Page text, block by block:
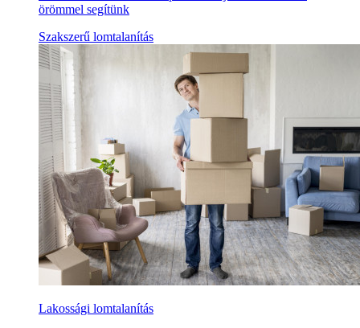
örömmel segítünk
Szakszerű lomtalanítás
Lakossági lomtalanítás